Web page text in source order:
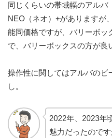
同じくらいの帯域幅のアル
NEO（ネオ）+がありますが
能同価格ですが、バリーボッ
で、バリーボックスの方が良
操作性に関してはアルバのビ
し。
2022年、2023年
魅力だったのです